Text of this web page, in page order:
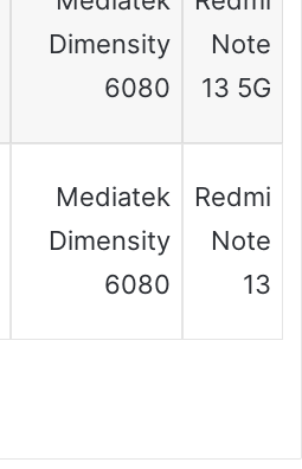
Note
13 5G
Dimensity
6080
Redmi
Note
13
Mediatek
Dimensity
6080